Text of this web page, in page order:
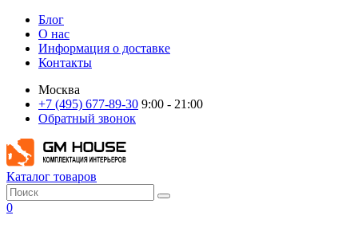
Блог
О нас
Информация о доставке
Контакты
Москва
+7 (495) 677-89-30 9:00 - 21:00
Обратный звонок
Каталог товаров
0